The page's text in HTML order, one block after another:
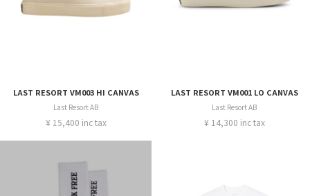
LAST RESORT VM003 HI CANVAS
Last Resort AB
¥ 15,400 inc tax
LAST RESORT VM001 LO CANVAS
Last Resort AB
¥ 14,300 inc tax